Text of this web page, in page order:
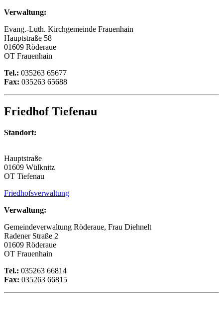
Verwaltung:
Evang.-Luth. Kirchgemeinde Frauenhain
Hauptstraße 58
01609 Röderaue
OT Frauenhain
Tel.: 035263 65677
Fax: 035263 65688
Friedhof Tiefenau
Standort:
Hauptstraße
01609 Wülknitz
OT Tiefenau
Friedhofsverwaltung
Verwaltung:
Gemeindeverwaltung Röderaue, Frau Diehnelt
Radener Straße 2
01609 Röderaue
OT Frauenhain
Tel.: 035263 66814
Fax: 035263 66815